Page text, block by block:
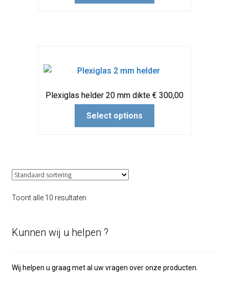
Plexiglas helder 20 mm dikte € 300,00
Select options
Toont alle 10 resultaten
Kunnen wij u helpen ?
Wij helpen u graag met al uw vragen over onze producten.